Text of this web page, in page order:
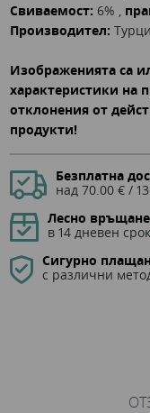
Свиваемост: 6% ,
Производител:
Изображенията са
характеристики на
отклонения от
продукти!
Безплатна
над 70.00 € /
Лесно връщане
в 14 дневен срок
Сигурно
с различни